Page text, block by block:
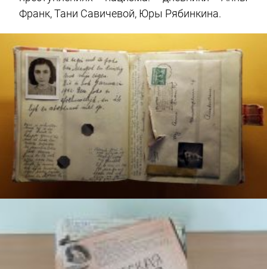
Франк, Тани Савичевой, Юры Рябинкина.